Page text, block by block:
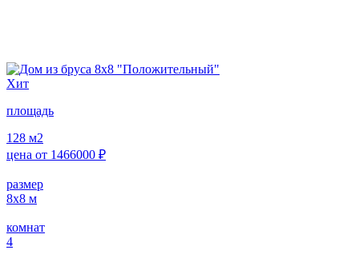
Хит
площадь
128 м2
цена от 1466000 ₽
размер
8х8 м
комнат
4